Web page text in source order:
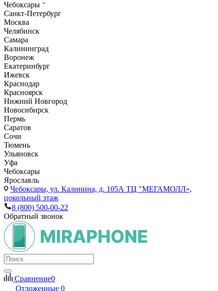
Чебоксары
Санкт-Петербург
Москва
Челябинск
Самара
Калининград
Воронеж
Екатеринбург
Ижевск
Краснодар
Красноярск
Нижний Новгород
Новосибирск
Пермь
Саратов
Сочи
Тюмень
Ульяновск
Уфа
Чебоксары
Ярославль
Чебоксары, ул. Калинина, д. 105А ТЦ "МЕГАМОЛЛ»,
цокольный этаж
8 (800) 500-00-22
Обратный звонок
Сравнение0
Отложенные 0